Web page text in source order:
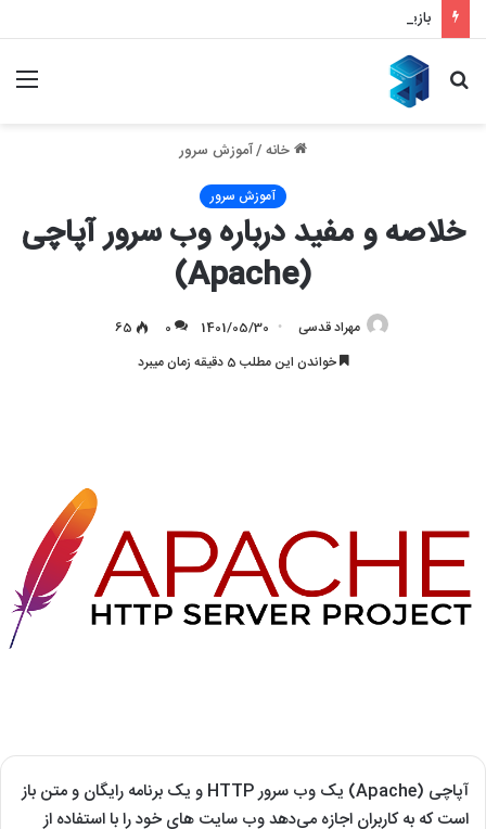
جستجو
خانه/آموزش سرور
آموزش سرور
خلاصه و مفید درباره وب سرور آپاچی
(Apache)
مهراد قدسی 1401/05/30
0
65
خواندن این مطلب 5 دقیقه زمان میبرد
آپاچی (Apache) یک وب سرور HTTP و یک برنامه رایگان و متن باز
است که به کاربران اجازه می‌دهد وب سایت های خود را با استفاده از